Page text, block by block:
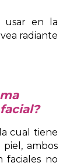
usar en la
radiante
cual tiene
ambos
faciales no